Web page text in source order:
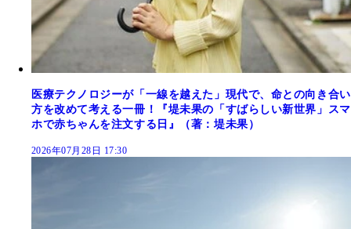
医療テクノロジーが「一線を越えた」現代で、命との向き合い
方を改めて考える一冊！『堤未果の「すばらしい新世界」スマ
ホで赤ちゃんを注文する日』（著：堤未果）
2026年07月28日 17:30